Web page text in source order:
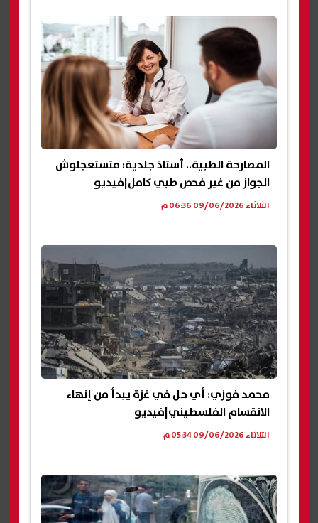
المصارحة الطبية.. أستاذ جلدية: متستعجلوش
الجواز من غير فحص طبي كامل|فيديو
الثلاثاء 09/06/2026 06:36 م
محمد فوزي: أي حل في غزة يبدأ من إنهاء
الانقسام الفلسطيني|فيديو
الثلاثاء 09/06/2026 05:34 م